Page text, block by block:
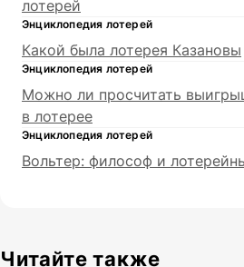
лотерей
Энциклопедия лотерей
Какой была лотерея Казановы
Энциклопедия лотерей
Можно ли просчитать
в лотерее
Энциклопедия лотерей
Вольтер: философ и
Читайте также